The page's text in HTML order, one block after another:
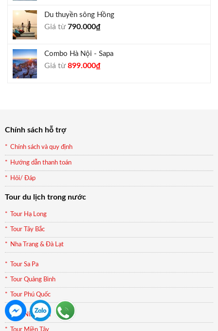
1.000.000₫.
là:
Du thuyền sông Hồng
Giá từ790.000₫
Combo Hà Nội - Sapa
Giá từGiá
899.000₫Giá
Chính sách hỗ trợ
Chính sách và quy định
Hướng dẫn thanh toán
Hỏi/ Đáp
Tour du lịch trong nước
Tour Hạ Long
Tour Tây Bắc
Nha Trang & Đà Lạt
Tour Sa Pa
Tour Quảng Bình
Tour Phú Quốc
Tour Ninh Bình